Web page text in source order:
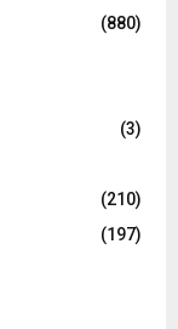
(880)
(3)
(210)
(197)